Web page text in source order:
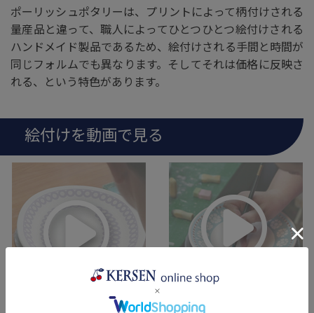
ポーリッシュポタリーは、プリントによって柄付けされる
量産品と違って、職人によってひとつひとつ絵付けされる
ハンドメイド製品であるため、絵付けされる手間と時間が
同じフォルムでも異なります。そしてそれは価格に反映さ
れる、という特色があります。
絵付けを動画で見る
Zaklady (伝統柄) 41 Wiza ユニーク柄 25A